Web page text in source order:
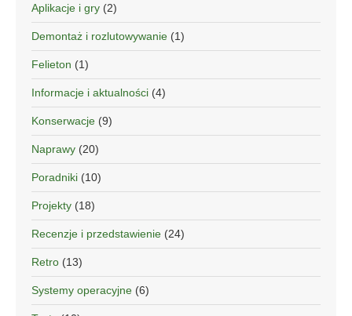
Aplikacje i gry (2)
Demontaż i rozlutowywanie (1)
Felieton (1)
Informacje i aktualności (4)
Konserwacje (9)
Naprawy (20)
Poradniki (10)
Projekty (18)
Recenzje i przedstawienie (24)
Retro (13)
Systemy operacyjne (6)